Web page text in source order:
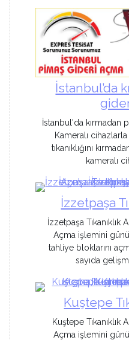
İstanbul’da
İstanbul'da kırmadan
Kameralı
tıkanıklığını
kameralı
İzzetpaşa
İzzetpaşa Tıkanıklık
Açma işlemini
tahliye bloklarını
sayıda
Kuştepe
Kuştepe Tıkanıklık
Açma işlemini